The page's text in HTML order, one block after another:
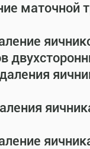
маточной